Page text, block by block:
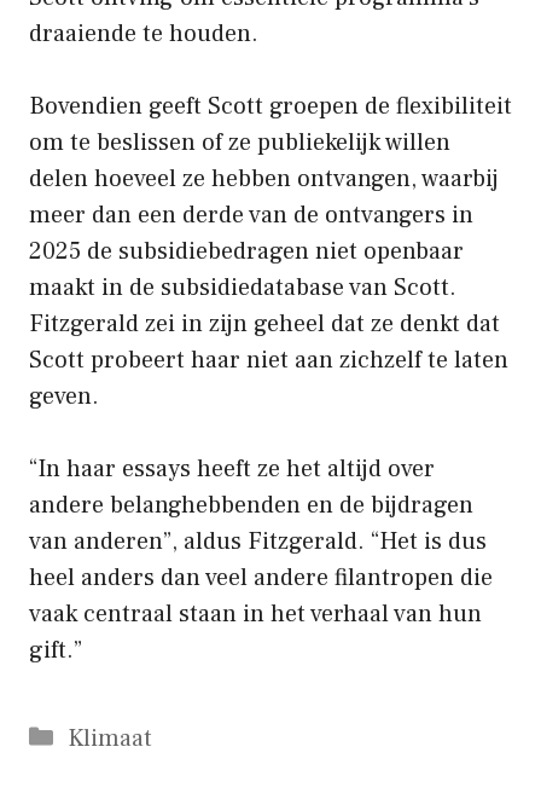
draaiende te houden.
Bovendien geeft Scott groepen de flexibiliteit
om te beslissen of ze publiekelijk willen
delen hoeveel ze hebben ontvangen, waarbij
meer dan een derde van de ontvangers in
2025 de subsidiebedragen niet openbaar
maakt in de subsidiedatabase van Scott.
Fitzgerald zei in zijn geheel dat ze denkt dat
Scott probeert haar niet aan zichzelf te laten
geven.
“In haar essays heeft ze het altijd over
andere belanghebbenden en de bijdragen
van anderen”, aldus Fitzgerald. “Het is dus
heel anders dan veel andere filantropen die
vaak centraal staan ​​in het verhaal van hun
gift.”
Categorieën
Klimaat